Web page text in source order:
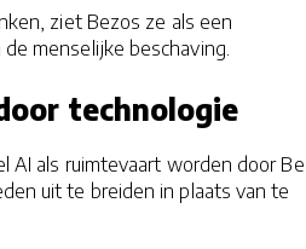
ziet Bezos ze als een
menselijke beschaving.
technologie
AI als ruimtevaart worden door
uit te breiden in plaats van te